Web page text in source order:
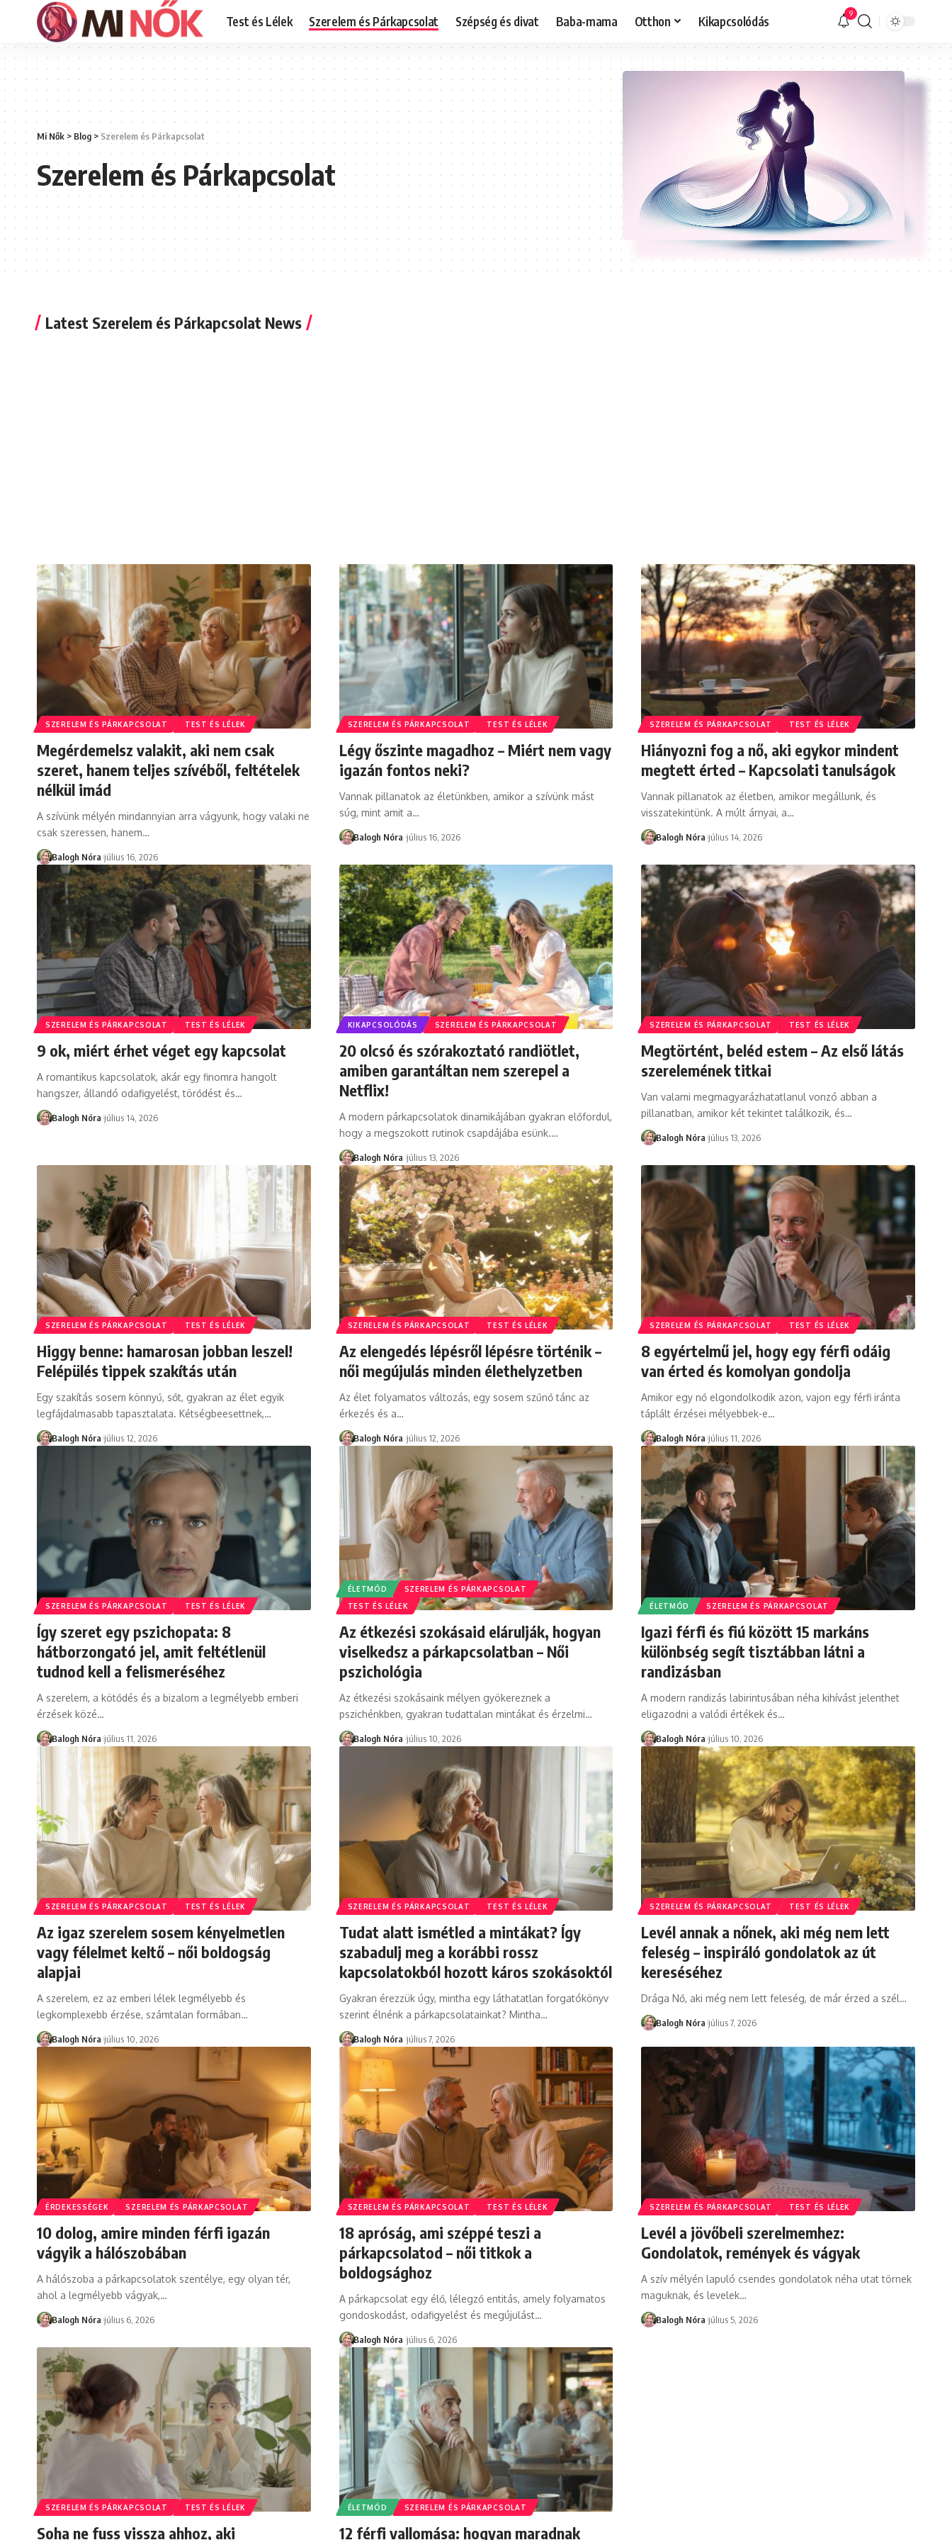
Test és Lélek Szerelem és Párkapcsolat Szépség és divat Baba-mama Otthon Kikapcsolódás 9
Mi Nők > Blog >Szerelem és Párkapcsolat
Szerelem és Párkapcsolat
Latest Szerelem és Párkapcsolat News
SZERELEM ÉS PÁRKAPCSOLAT TEST ÉS LÉLEK
Megérdemelsz valakit, aki nem csak
szeret, hanem teljes szívéből, feltételek
nélkül imád
A szívünk mélyén mindannyian arra vágyunk, hogy valaki ne
csak szeressen, hanem…
Balogh Nóra július 16, 2026
SZERELEM ÉS PÁRKAPCSOLAT TEST ÉS LÉLEK
Légy őszinte magadhoz – Miért nem vagy
igazán fontos neki?
Vannak pillanatok az életünkben, amikor a szívünk mást
súg, mint amit a…
Balogh Nóra július 16, 2026
SZERELEM ÉS PÁRKAPCSOLAT TEST ÉS LÉLEK
Hiányozni fog a nő, aki egykor mindent
megtett érted – Kapcsolati tanulságok
Vannak pillanatok az életben, amikor megállunk, és
visszatekintünk. A múlt árnyai, a…
Balogh Nóra július 14, 2026
SZERELEM ÉS PÁRKAPCSOLAT TEST ÉS LÉLEK
9 ok, miért érhet véget egy kapcsolat
A romantikus kapcsolatok, akár egy finomra hangolt
hangszer, állandó odafigyelést, törődést és…
Balogh Nóra július 14, 2026
KIKAPCSOLÓDÁS SZERELEM ÉS PÁRKAPCSOLAT
20 olcsó és szórakoztató randiötlet,
amiben garantáltan nem szerepel a
Netflix!
A modern párkapcsolatok dinamikájában gyakran előfordul,
hogy a megszokott rutinok csapdájába esünk.…
Balogh Nóra július 13, 2026
SZERELEM ÉS PÁRKAPCSOLAT TEST ÉS LÉLEK
Megtörtént, beléd estem – Az első látás
szerelemének titkai
Van valami megmagyarázhatatlanul vonzó abban a
pillanatban, amikor két tekintet találkozik, és…
Balogh Nóra július 13, 2026
SZERELEM ÉS PÁRKAPCSOLAT TEST ÉS LÉLEK
Higgy benne: hamarosan jobban leszel!
Felépülés tippek szakítás után
Egy szakítás sosem könnyű, sőt, gyakran az élet egyik
legfájdalmasabb tapasztalata. Kétségbeesettnek,…
Balogh Nóra július 12, 2026
SZERELEM ÉS PÁRKAPCSOLAT TEST ÉS LÉLEK
Az elengedés lépésről lépésre történik –
női megújulás minden élethelyzetben
Az élet folyamatos változás, egy sosem szűnő tánc az
érkezés és a…
Balogh Nóra július 12, 2026
SZERELEM ÉS PÁRKAPCSOLAT TEST ÉS LÉLEK
8 egyértelmű jel, hogy egy férfi odáig
van érted és komolyan gondolja
Amikor egy nő elgondolkodik azon, vajon egy férfi iránta
táplált érzései mélyebbek-e…
Balogh Nóra július 11, 2026
SZERELEM ÉS PÁRKAPCSOLAT TEST ÉS LÉLEK
Így szeret egy pszichopata: 8
hátborzongató jel, amit feltétlenül
tudnod kell a felismeréséhez
A szerelem, a kötődés és a bizalom a legmélyebb emberi
érzések közé…
Balogh Nóra július 11, 2026
ÉLETMÓD
SZERELEM ÉS PÁRKAPCSOLAT
TEST ÉS LÉLEK
Az étkezési szokásaid elárulják, hogyan
viselkedsz a párkapcsolatban – Női
pszichológia
Az étkezési szokásaink mélyen gyökereznek a
pszichénkben, gyakran tudattalan mintákat és érzelmi…
Balogh Nóra július 10, 2026
ÉLETMÓD SZERELEM ÉS PÁRKAPCSOLAT
Igazi férfi és fiú között 15 markáns
különbség segít tisztábban látni a
randizásban
A modern randizás labirintusában néha kihívást jelenthet
eligazodni a valódi értékek és…
Balogh Nóra július 10, 2026
SZERELEM ÉS PÁRKAPCSOLAT TEST ÉS LÉLEK
Az igaz szerelem sosem kényelmetlen
vagy félelmet keltő – női boldogság
alapjai
A szerelem, ez az emberi lélek legmélyebb és
legkomplexebb érzése, számtalan formában…
Balogh Nóra július 10, 2026
SZERELEM ÉS PÁRKAPCSOLAT TEST ÉS LÉLEK
Tudat alatt ismétled a mintákat? Így
szabadulj meg a korábbi rossz
kapcsolatokból hozott káros szokásoktól
Gyakran érezzük úgy, mintha egy láthatatlan forgatókönyv
szerint élnénk a párkapcsolatainkat? Mintha…
Balogh Nóra július 7, 2026
SZERELEM ÉS PÁRKAPCSOLAT TEST ÉS LÉLEK
Levél annak a nőnek, aki még nem lett
feleség – inspiráló gondolatok az út
kereséséhez
Drága Nő, aki még nem lett feleség, de már érzed a szél…
Balogh Nóra július 7, 2026
ÉRDEKESSÉGEK SZERELEM ÉS PÁRKAPCSOLAT
10 dolog, amire minden férfi igazán
vágyik a hálószobában
A hálószoba a párkapcsolatok szentélye, egy olyan tér,
ahol a legmélyebb vágyak,…
Balogh Nóra július 6, 2026
SZERELEM ÉS PÁRKAPCSOLAT TEST ÉS LÉLEK
18 apróság, ami széppé teszi a
párkapcsolatod – női titkok a
boldogsághoz
A párkapcsolat egy élő, lélegző entitás, amely folyamatos
gondoskodást, odafigyelést és megújulást…
Balogh Nóra július 6, 2026
SZERELEM ÉS PÁRKAPCSOLAT TEST ÉS LÉLEK
Levél a jövőbeli szerelmemhez:
Gondolatok, remények és vágyak
A szív mélyén lapuló csendes gondolatok néha utat törnek
maguknak, és levelek…
Balogh Nóra július 5, 2026
SZERELEM ÉS PÁRKAPCSOLAT TEST ÉS LÉLEK
Soha ne fuss vissza ahhoz, aki
ÉLETMÓD SZERELEM ÉS PÁRKAPCSOLAT
12 férfi vallomása: hogyan maradnak